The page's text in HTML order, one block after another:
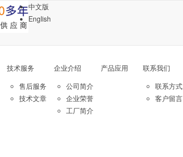
中文版
English
技术服务
售后服务
技术文章
企业介绍
公司简介
企业荣誉
工厂简介
产品应用
联系我们
联系方式
客户留言